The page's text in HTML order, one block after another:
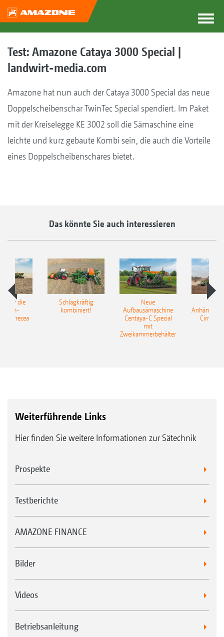
Test: Amazone Cataya 3000 Special |
landwirt-media.com
Amazone hat nun auch der Cataya 3000 Special das neue
Doppelscheibenschar TwinTec Special spendiert. Im Paket
mit der Kreiselegge KE 3002 soll die Sämaschine eine
leichte und kurz gebaute Kombi sein, die auch die Vorteile
eines Doppelscheibenschares bietet.
Das könnte Sie auch interessieren
für die
Precea
Schlagkräftig
kombiniert!
Neue
Aufbausämaschine
Centaya-C Special
mit
Zweikammerbehälter
Cirrus
Weiterführende Links
Hier finden Sie weitere Informationen zur Sätechnik
Prospekte
Testberichte
AMAZONE FINANCE
Bilder
Videos
Betriebsanleitung